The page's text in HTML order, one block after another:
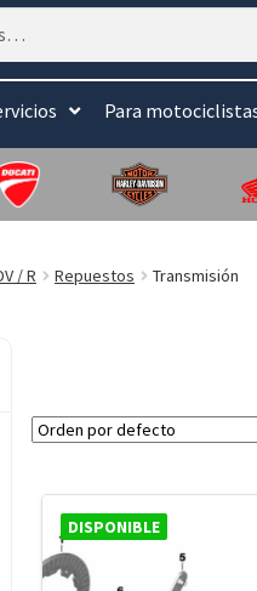
Para
/ R Repuestos Transmisión
DISPONIBLE